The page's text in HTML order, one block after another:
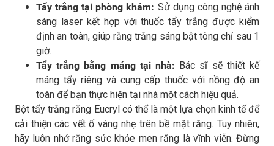
Tẩy trắng tại phòng khám: Sử dụng công nghệ ánh
sáng laser kết hợp với thuốc tẩy trắng được kiểm
định an toàn, giúp răng trắng sáng bật tông chỉ sau 1
giờ.
Tẩy trắng bằng máng tại nhà: Bác sĩ sẽ thiết kế
máng tẩy riêng và cung cấp thuốc với nồng độ an
toàn để bạn thực hiện tại nhà một cách hiệu quả.
Bột tẩy trắng răng Eucryl có thể là một lựa chọn kinh tế để
cải thiện các vết ố vàng nhẹ trên bề mặt răng. Tuy nhiên,
hãy luôn nhớ rằng sức khỏe men răng là vĩnh viễn. Đừng